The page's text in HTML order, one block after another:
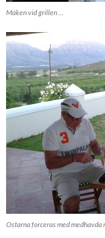
Maken vid grillen …
Ostarna forceras med